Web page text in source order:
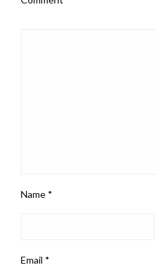
Name *
Email *